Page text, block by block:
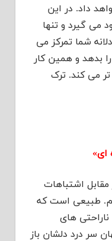
داد. در این
می گیرد و تنها
شما تمرکز می
بدهد و همین کار
می کند. ترک
ای»
مقابل اشتباهات
طبیعی است که
های
سر درد دلشان باز